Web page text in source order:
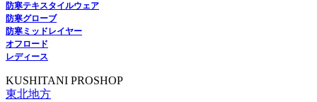
防寒テキスタイルウェア
防寒グローブ
防寒ミッドレイヤー
オフロード
レディース
KUSHITANI PROSHOP
東北地方